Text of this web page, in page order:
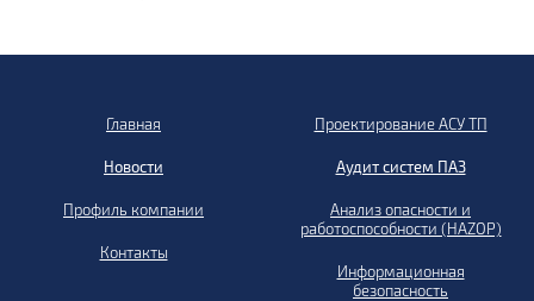
Главная
Новости
Профиль компании
Контакты
Проектирование АСУ ТП
Аудит систем ПАЗ
Анализ опасности и
работоспособности (HAZOP)
Информационная
безопасность